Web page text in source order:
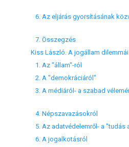
7. Összegzés
Kiss László. A jogállam dilemmái
1. Az "állam"-ról
2. A "demokráciáról"
4. Népszavazásokról
6. A jogalkotásról